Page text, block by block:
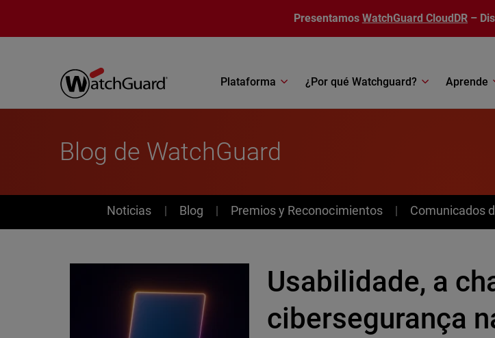
Presentamos WatchGuard CloudDR –
Plataforma ¿Por qué Watchguard? Aprende
Blog de WatchGuard
News
Noticias Blog Premios y Reconocimientos Comunicados
Usabilidade, a
cibersegurança